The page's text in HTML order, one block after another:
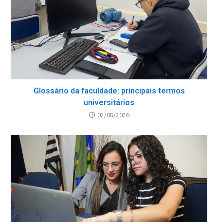
Glossário da faculdade: principais termos
universitários
02/08/2026